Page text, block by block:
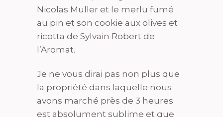
Nicolas Muller et le merlu fumé
au pin et son cookie aux olives et
ricotta de Sylvain Robert de
l’Aromat.
Je ne vous dirai pas non plus que
la propriété dans laquelle nous
avons marché près de 3 heures
est absolument sublime et que